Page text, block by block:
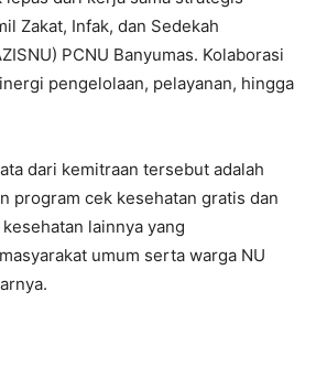
Zakat, Infak, dan Sedekah
PCNU Banyumas. Kolaborasi
pengelolaan, pelayanan, hingga
dari kemitraan tersebut adalah
program cek kesehatan gratis dan
lainnya yang
umum serta warga NU